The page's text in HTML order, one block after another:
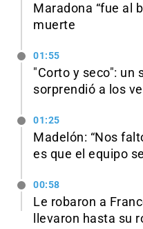
Maradona “fue al
muerte
01:55
"Corto y seco": un
sorprendió a los
01:25
Madelón: “Nos
es que el equipo
00:58
Le robaron a
llevaron hasta su